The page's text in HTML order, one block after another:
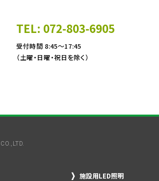
TEL: 072-803-6905
受付時間 8:45～17:45
（土曜・日曜・祝日を除く）
施設用LED照明